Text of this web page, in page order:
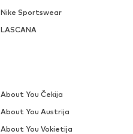
Nike Sportswear
LASCANA
About You Čekija
About You Austrija
About You Vokietija